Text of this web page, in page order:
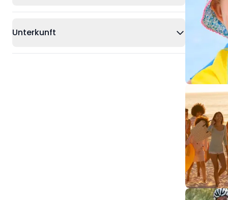
Unterkunft